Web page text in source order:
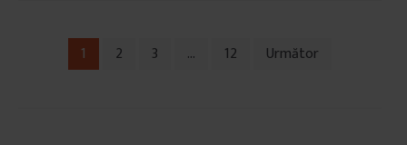
Navigare
1 2 3 … 12 Următor